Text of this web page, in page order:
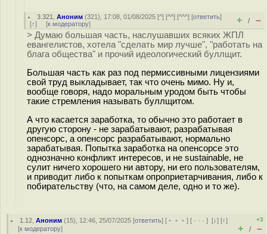
3.321 ,Аноним (321), 17:08, 01/08/2025 [^] [^^] [^^^] [ответить]
[↑] [к модератору] + / –
> Думаю большая часть, наслушавших всяких ЖПЛ
евангелистов, хотела "сделать мир лучше", "работать на
блага общества" и прочий идеологический буллщит.
Большая часть как раз под пермиссивными лицензиями
свой труд выкладывает, так что очень мимо. Ну и,
вообще говоря, надо моральным уродом быть чтобы
такие стремления называть буллщитом.
А что касается заработка, то обычно это работает в
другую сторону - не зарабатывают, разрабатывая
опенсорс, а опенсорс разрабатывают, нормально
зарабатывая. Попытка заработка на опенсорсе это
однозначно конфликт интересов, и не sustainable, не
сулит ничего хорошего ни автору, ни его пользователям,
и приводит либо к попыткам опроприетарчивания, либо к
побирательству (что, на самом деле, одно и то же).
1.12 ,Аноним (15), 12:46, 25/07/2025 [ответить] [ ﹢﹢﹢] [ · · ·][↓] [↑]
[к модератору]
+3
+ / –